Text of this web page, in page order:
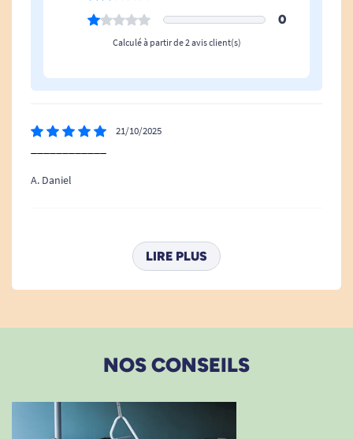
0
Calculé à partir de 2 avis client(s)
21/10/2025
A. Daniel
Très bonne qualité du porte sérum Très satisfait
LIRE PLUS
NOS CONSEILS